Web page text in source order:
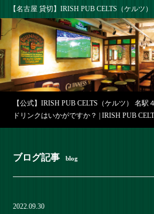
【名古屋 貸切】IRISH PUB CELTS（ケルツ
【公式】IRISH PUB CELTS（ケルツ） 名駅
ドリンクはいかがですか？ | IRISH PUB
ブログ記事 blog
2022.09.30